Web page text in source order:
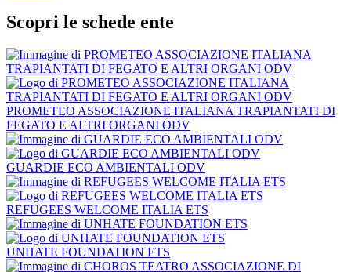
Scopri le schede ente
PROMETEO ASSOCIAZIONE ITALIANA TRAPIANTATI DI
FEGATO E ALTRI ORGANI ODV
GUARDIE ECO AMBIENTALI ODV
REFUGEES WELCOME ITALIA ETS
UNHATE FOUNDATION ETS